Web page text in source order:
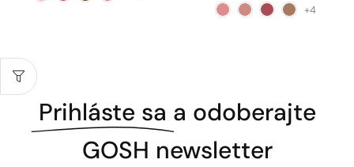
+4
Prihláste sa a odoberajte
GOSH newsletter